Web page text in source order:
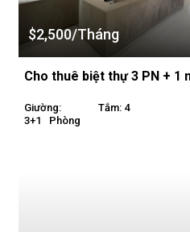
$2,500/Tháng
Giường:
3+1
Phòng
Tắm: 4